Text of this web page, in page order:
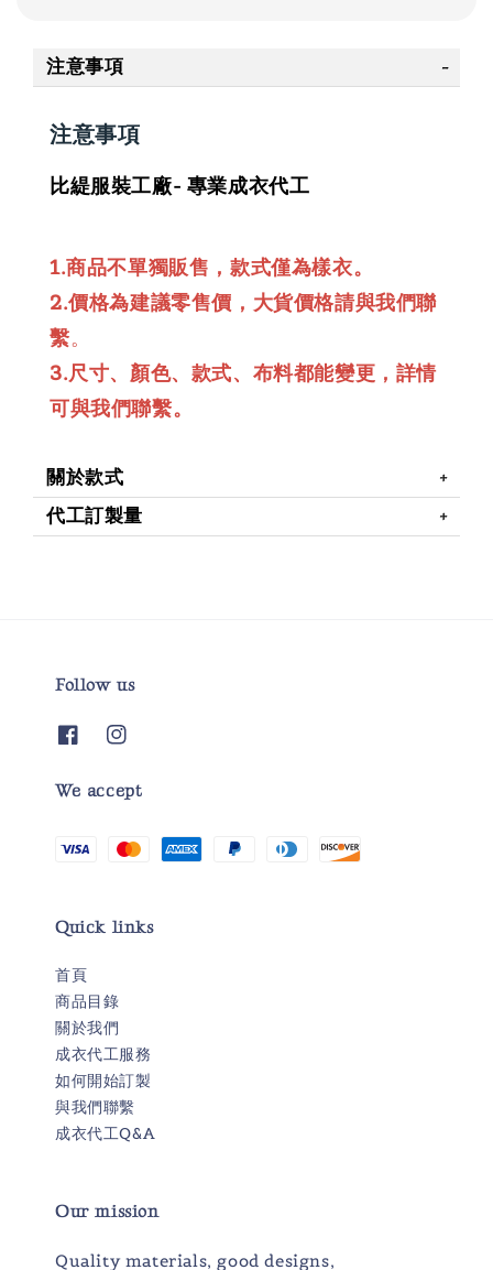
注意事項
注意事項
比緹服裝工廠- 專業成衣代工
1.商品不單獨販售，款式僅為樣衣。
2.價格為建議零售價，大貨價格請與我們聯
繫。
3.尺寸、顏色、款式、布料都能變更，詳情
可與我們聯繫。
關於款式
代工訂製量
Follow us
We accept
Quick links
首頁
商品目錄
關於我們
成衣代工服務
如何開始訂製
與我們聯繫
成衣代工Q&A
Our mission
Quality materials, good designs,